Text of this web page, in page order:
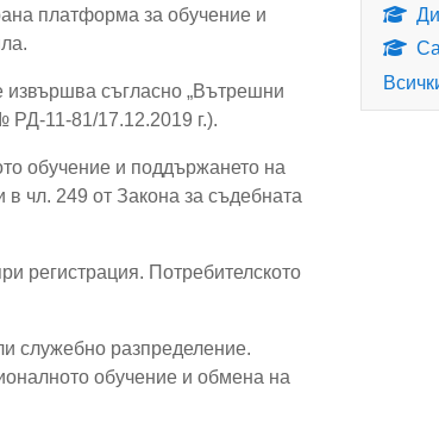
платформа за обучение и
съгласно „Вътрешни
РД-11-81/17.12.2019 г.).
обучение и поддържането на
в чл. 249 от Закона за съдебната
регистрация. Потребителското
служебно разпределение.
обучение и обмена на